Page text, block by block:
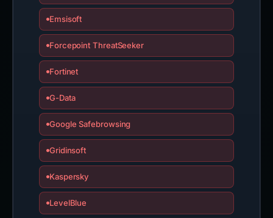
Emsisoft
Forcepoint ThreatSeeker
Fortinet
G-Data
Google Safebrowsing
Gridinsoft
Kaspersky
LevelBlue